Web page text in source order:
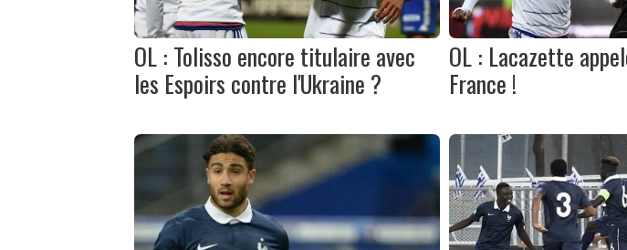
OL : Tolisso encore titulaire avec
les Espoirs contre l'Ukraine ?
OL : Lacazette
France !